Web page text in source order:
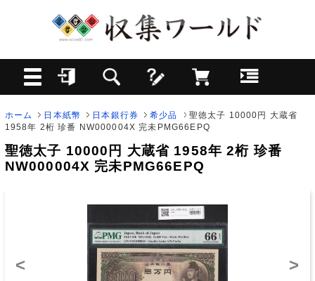
ホーム 日本紙幣 日本銀行券 希少品
聖徳太子 10000円 大蔵省
1958年 2桁 珍番 NW000004X 完未PMG66EPQ
聖徳太子 10000円 大蔵省 1958年 2桁 珍番
NW000004X 完未PMG66EPQ
< >